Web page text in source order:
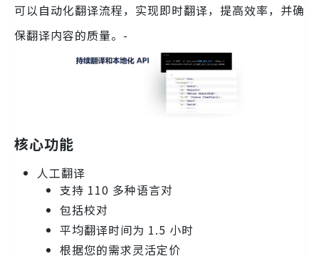
可以自动化翻译流程，实现即时翻译，提高效率，并确
保翻译内容的质量。-
核心功能
人工翻译
支持 110 多种语言对
包括校对
平均翻译时间为 1.5 小时
根据您的需求灵活定价